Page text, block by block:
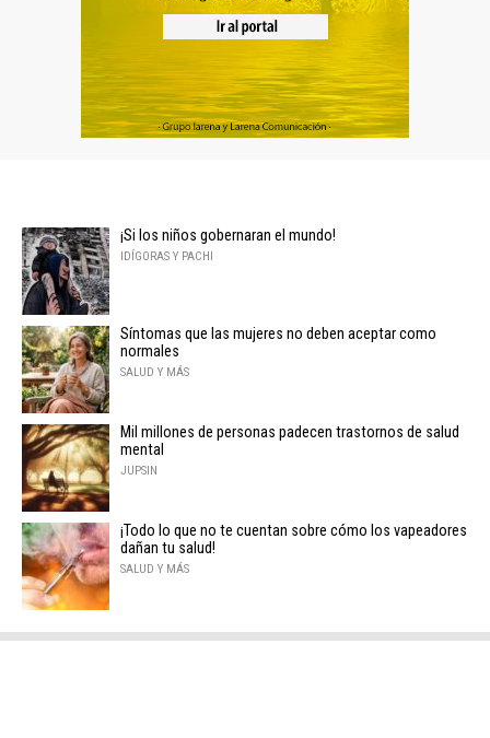
¡Si los niños gobernaran el mundo!
IDÍGORAS Y PACHI
Síntomas que las mujeres no deben aceptar como
normales
SALUD Y MÁS
Mil millones de personas padecen trastornos de salud
mental
JUPSIN
¡Todo lo que no te cuentan sobre cómo los vapeadores
dañan tu salud!
SALUD Y MÁS